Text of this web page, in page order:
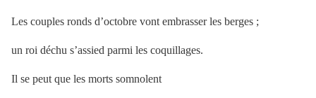
Les couples ronds d’octobre vont embrasser les berges ;
un roi déchu s’assied parmi les coquillages.
Il se peut que les morts somnolent